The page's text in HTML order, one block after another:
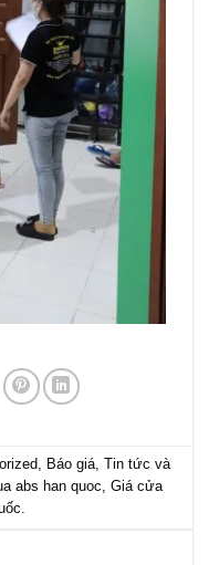
, Báo giá, Tin tức và
abs han quoc, Giá cửa
.